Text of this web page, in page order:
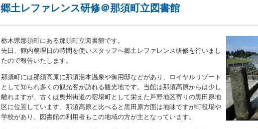
郷土レファレンス研修＠那須町立図書館
栃木県那須町にある那須町立図書館です。
先日、館内整理日の時間を使いスタッフへ郷土レファレンス研修を行いまし
たので報告いたします。
那須町には那須高原に那須湯本温泉や御用邸などがあり、ロイヤルリゾート
として知られ多くの観光客が訪れる観光地です。当館は那須高原からは少し
離れますが、古くは奥州街道の宿場町として栄えた芦野地区寄りの黒田原地
区に位置しています。那須高原と比べると黒田原方面は地味ですが町役場や
学校があり、図書館の利用者もこの地域の方が主となっています。